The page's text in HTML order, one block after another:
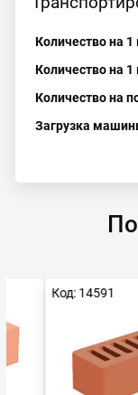
Количество на
Количество на
Количество на
Загрузка
Код: 14591